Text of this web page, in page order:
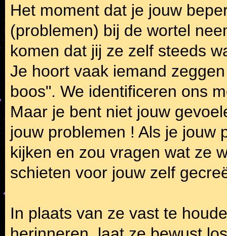
Het moment dat je jouw
(problemen) bij de wortel
komen dat jij ze zelf steeds
Je hoort vaak iemand
boos". We identificeren ons
Maar je bent niet jouw
jouw problemen ! Als je jouw
kijken en zou vragen wat ze
schieten voor jouw zelf
In plaats van ze vast te